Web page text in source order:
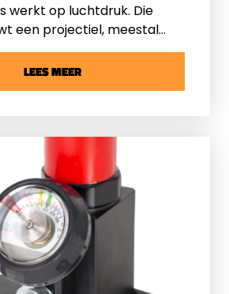
werkt op luchtdruk. Die
een projectiel, meestal
uit de loop. De kracht
gebeurt, drukken we uit in
eenheid voor energie. Hoe
LEES MEER